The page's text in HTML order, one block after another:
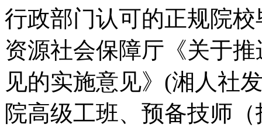
行政部门认可的正规院
资源社会保障厅《关于
见的实施意见》(湘人社
院高级工班、预备技师